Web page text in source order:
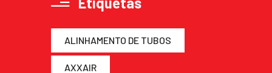
ALINHAMENTO DE TUBOS
AXXAIR